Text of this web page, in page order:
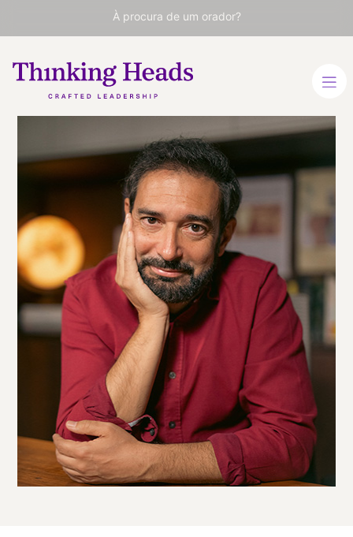
À procura de um orador?
Pere
Estupinyà
Comunicador Científico e
Autor de Bestsellers
ESPANHOL
VER PERFIL
Viaja
desde
ESPAÑA
MADRID